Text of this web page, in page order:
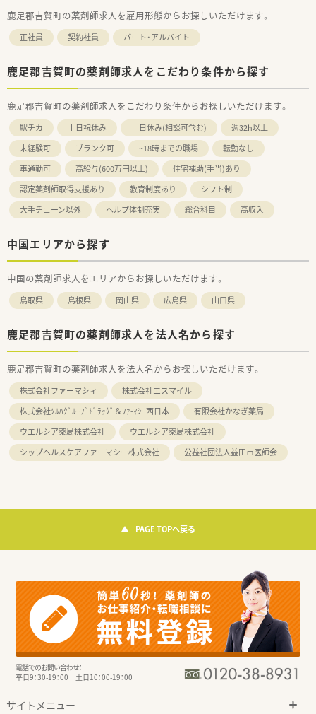
鹿足郡吉賀町の薬剤師求人を雇用形態からお探しいただけます。
正社員 契約社員 パート・アルバイト
鹿足郡吉賀町の薬剤師求人をこだわり条件から探す
鹿足郡吉賀町の薬剤師求人をこだわり条件からお探しいただけます。
駅チカ 土日祝休み 土日休み(相談可含む)
週32h以上
未経験可
ブランク可 ~18時までの職場
転勤なし
車通勤可
高給与(600万円以上)
住宅補助(手当)あり
認定薬剤師取得支援あり
教育制度あり
シフト制
大手チェーン以外
ヘルプ体制充実 総合科目 高収入
中国エリアから探す
中国の薬剤師求人をエリアからお探しいただけます。
鳥取県 島根県 岡山県 広島県 山口県
鹿足郡吉賀町の薬剤師求人を法人名から探す
鹿足郡吉賀町の薬剤師求人を法人名からお探しいただけます。
株式会社ファーマシィ
株式会社エスマイル
株式会社ﾂﾙﾊｸﾞﾙｰﾌﾟﾄﾞﾗｯｸﾞ＆ﾌｧ-ﾏｼｰ西日本
有限会社かなぎ薬局
ウエルシア薬局株式会社
ウエルシア薬局株式会社
シップヘルスケアファーマシー株式会社
公益社団法人益田市医師会
PAGE TOPへ戻る
電話でのお問い合わせ：
平日9：30-19：00 土日10：00-19：00
サイトメニュー